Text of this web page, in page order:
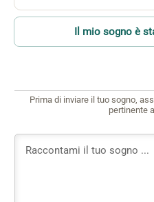
Il mio sogno è
Prima di inviare il tuo sogno,
pertinente